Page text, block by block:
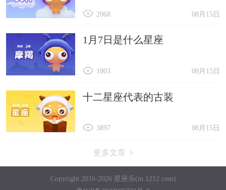
08月15日
2068
1月7日是什么星座
08月15日
1803
十二星座代表的古装
08月15日
3897
更多文章
Copyright 2016-2026 星座乐(m.1212.com)